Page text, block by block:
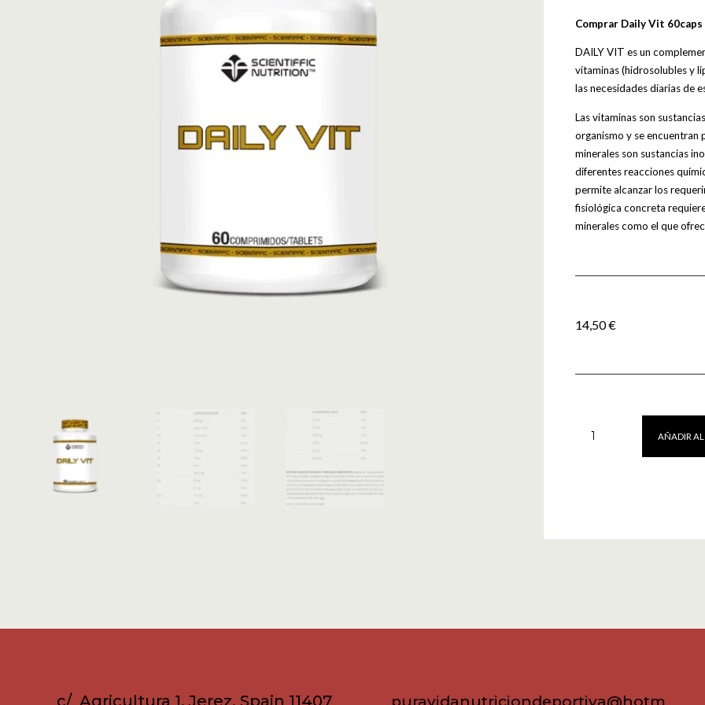
Comprar Daily Vit
DAILY VIT es un
vitaminas (hidrosolubles y
las necesidades diarias de
Las vitaminas son
organismo y se encuentran
minerales son sustancias
diferentes reacciones
permite alcanzar los
fisiológica concreta
minerales como el que
14,50€
AÑADIR AL
c/ Agricultura 1, Jerez, Spain 11407